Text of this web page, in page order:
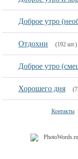
Доброе утро
Отдохни (192 шт.)
Доброе утро
Хорошего дня
Контакты